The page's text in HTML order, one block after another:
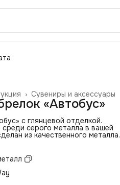
Сувениры и аксессуары
›
«Автобус»
с глянцевой отделкой.
среди серого металла в вашей
из качественного металла,
ключей и долгий срок службы.
аксессуар, который подойдет
рюкзака, и станет прекрасным
порадовать и удивить.